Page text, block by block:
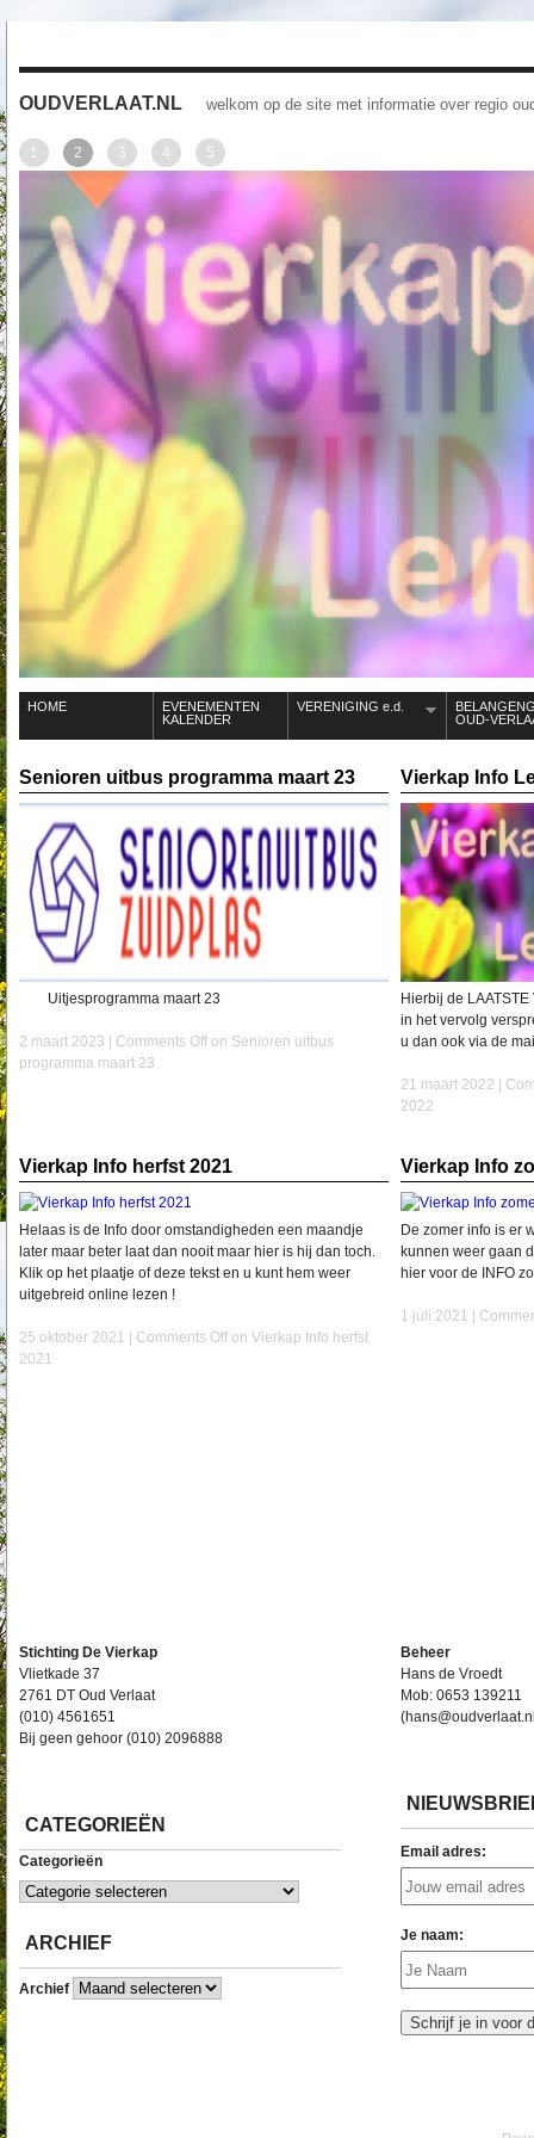
OUDVERLAAT.NL welkom op de site met informatie over regio
1 2 3 4 5
HOME
EVENEMENTEN
KALENDER
VERENIGING e.d.
OUD-
Senioren uitbus programma maart 23
Uitjesprogramma maart 23
2 maart 2023 | Comments Off on Senioren uitbus
programma maart 23
Vierkap Info
Hierbij de
in het vervolg
u dan ook via de
21 maart 2022 |
2022
Vierkap Info herfst 2021
Helaas is de Info door omstandigheden een maandje
later maar beter laat dan nooit maar hier is hij dan toch.
Klik op het plaatje of deze tekst en u kunt hem weer
uitgebreid online lezen !
25 oktober 2021 | Comments Off on Vierkap Info herfst
2021
Vierkap Info
De zomer info is er
kunnen weer gaan
hier voor de INFO
1 juli 2021 |
Stichting De Vierkap
Vlietkade 37
2761 DT Oud Verlaat
(010) 4561651
Bij geen gehoor (010) 2096888
CATEGORIEËN
Categorieën
ARCHIEF
Archief
Beheer
Hans de Vroedt
Mob: 0653 139211
Email adres:
Je naam: